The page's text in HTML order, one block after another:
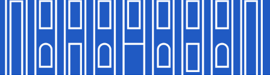
Erakutsi/Ezkutatu
Erakutsi/Ezkutatu
Erakutsi/Ezkutatu